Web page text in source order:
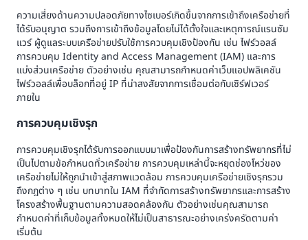
ความเสี่ยงด้านความปลอดภัยทางไซเบอร์เกิดขึ้นจากการเข้าถึงเครือข่ายที่
ได้รับอนุญาต รวมถึงการเข้าถึงข้อมูลโดยไม่ได้ตั้งใจและเหตุการณ์แรนซัม
แวร์ ผู้ดูแลระบบเครือข่ายปรับใช้การควบคุมเชิงป้องกัน เช่น ไฟร์วอลล์
การควบคุม Identity and Access Management (IAM) และการ
แบ่งส่วนเครือข่าย ตัวอย่างเช่น คุณสามารถกำหนดค่าเว็บแอปพลิเคชัน
ไฟร์วอลล์เพื่อบล็อกที่อยู่ IP ที่น่าสงสัยจากการเชื่อมต่อกับเซิร์ฟเวอร์
ภายใน
การควบคุมเชิงรุก
การควบคุมเชิงรุกได้รับการออกแบบมาเพื่อป้องกันการสร้างทรัพยากรที่ไม่
เป็นไปตามข้อกำหนดทั่วเครือข่าย การควบคุมเหล่านี้จะหยุดช่องโหว่ของ
เครือข่ายไม่ให้ถูกนำเข้าสู่สภาพแวดล้อม การควบคุมเครือข่ายเชิงรุกรวม
ถึงกฎต่าง ๆ เช่น บทบาทใน IAM ที่จำกัดการสร้างทรัพยากรและการสร้าง
โครงสร้างพื้นฐานตามความสอดคล้องกัน ตัวอย่างเช่นคุณสามารถ
กำหนดค่าที่เก็บข้อมูลทั้งหมดให้ไม่เป็นสาธารณะอย่างเคร่งครัดตามค่า
เริ่มต้น